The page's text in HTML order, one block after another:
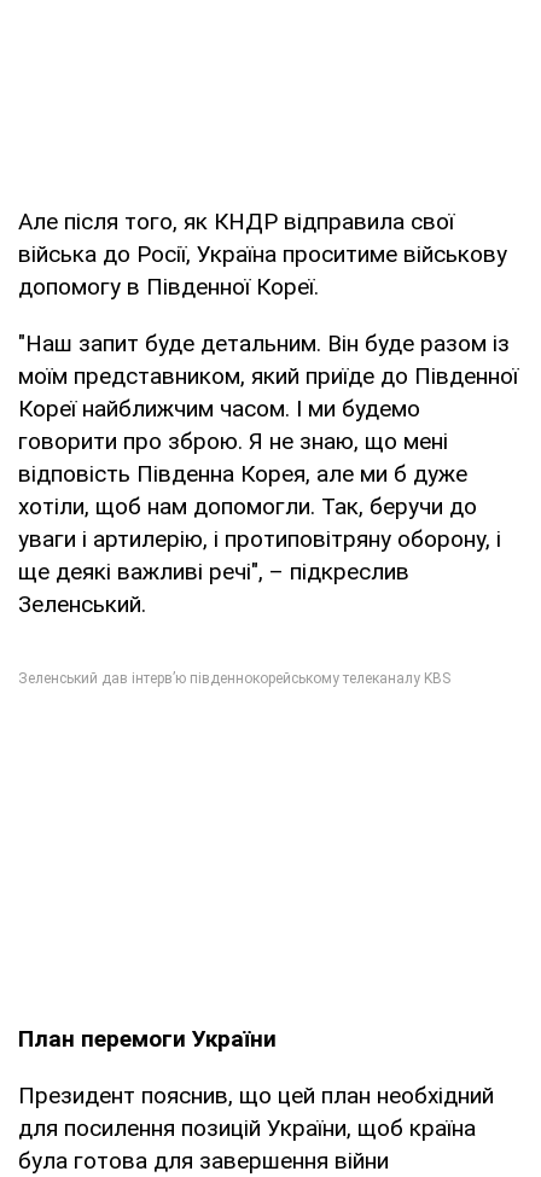
Але після того, як КНДР відправила свої
війська до Росії, Україна проситиме військову
допомогу в Південної Кореї.
"Наш запит буде детальним. Він буде разом із
моїм представником, який приїде до Південної
Кореї найближчим часом. І ми будемо
говорити про зброю. Я не знаю, що мені
відповість Південна Корея, але ми б дуже
хотіли, щоб нам допомогли. Так, беручи до
уваги і артилерію, і протиповітряну оборону, і
ще деякі важливі речі", – підкреслив
Зеленський.
План перемоги України
Президент пояснив, що цей план необхідний
для посилення позицій України, щоб країна
була готова для завершення війни